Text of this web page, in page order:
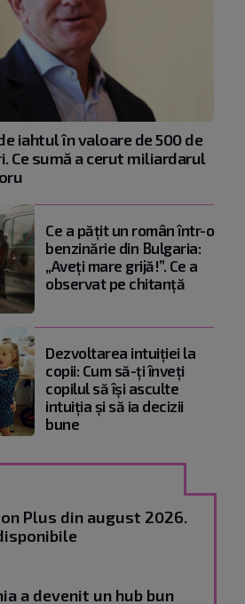
iahtul în valoare de 500 de
Ce sumă a cerut miliardarul
Ce a pățit un român într-o
benzinărie din Bulgaria:
„Aveți mare grijă!”. Ce a
observat pe chitanță
Dezvoltarea intuiției la
copii: Cum să-ți înveți
copilul să își asculte
intuiția și să ia decizii
bune
Plus din august 2026.
a devenit un hub bun